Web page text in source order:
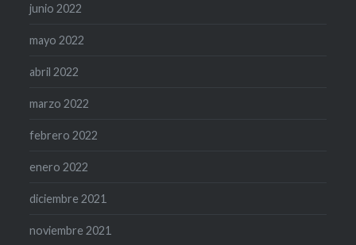
junio 2022
mayo 2022
abril 2022
marzo 2022
febrero 2022
enero 2022
diciembre 2021
noviembre 2021